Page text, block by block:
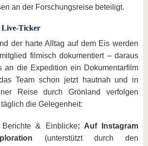
an der Forschungsreise beteiligt.
Live-Ticker
der harte Alltag auf dem Eis werden
filmisch dokumentiert – daraus
an die Expedition ein Dokumentarfilm
Team schon jetzt hautnah und in
Reise durch Grönland verfolgen
die Gelegenheit:
Berichte & Einblicke: Auf Instagram
(unterstützt durch den